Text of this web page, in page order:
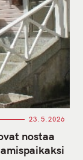
23.5.2026
nostaa